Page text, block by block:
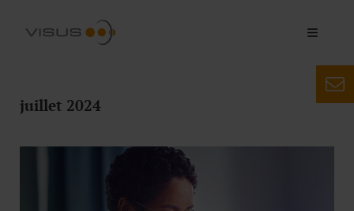
juillet 2024